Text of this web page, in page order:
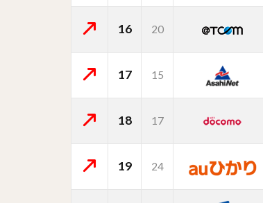
16 20
17 15
18 17
19 24